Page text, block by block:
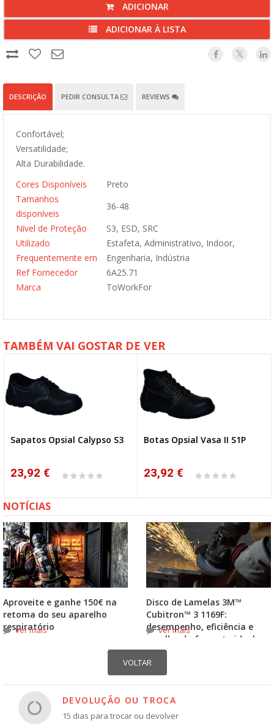
ADICIONAR
ADICIONAR À LISTA
DESCRIÇÃO PEDIR CONSULTA REVIEWS
Confortável;
Versatilidade;
Alta Durabilidade.
Cores Disponíveis
Preto
Tamanhos
disponíveis
36-48
Nível de Proteção
S3, ESD, SRC
Utilizado
Frequentemente em
Estafeta, Administrativo, Indoor,
Engenharia, Indústria
Ref Fornecedor
6A25.71
Marca
ToWorkFor
TAMBÉM VAI GOSTAR DE VER
Sapatos Opsial Calypso S3
23,92 €
NOVO
Botas Opsial Vasa II S1P
23,92 €
NOTÍCIAS
Aproveite e ganhe 150€ na
retoma do seu aparelho
respiratório
ver mais
Disco de Lamelas 3M™
Cubitron™ 3 1169F:
desempenho, eficiência e
escolha do formato ideal
ver mais
DEVOLUÇÃO OU TROCA
15 dias para trocar ou devolver